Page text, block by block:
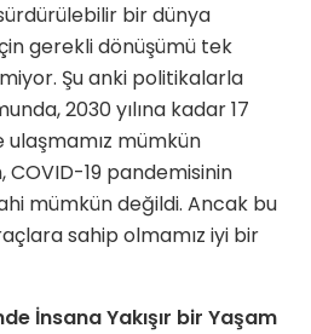
bir dünya
gerekli dönüşümü tek
Şu anki politikalarla
2030 yılına kadar 17
ulaşmamız mümkün
19 pandemisinin
mümkün değildi. Ancak bu
sahip olmamız iyi bir
İnsana Yakışır bir Yaşam